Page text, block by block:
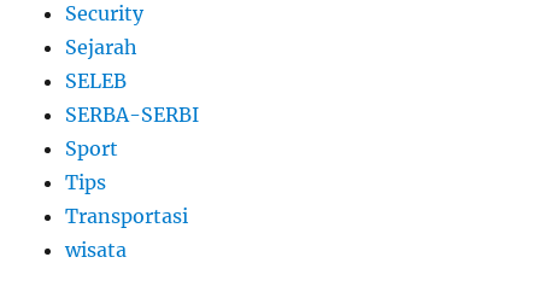
Security
Sejarah
SELEB
SERBA-SERBI
Sport
Tips
Transportasi
wisata